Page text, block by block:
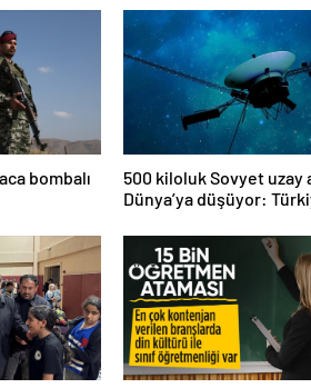
bombalı
500 kiloluk Sovyet uzay
Dünya’ya düşüyor: